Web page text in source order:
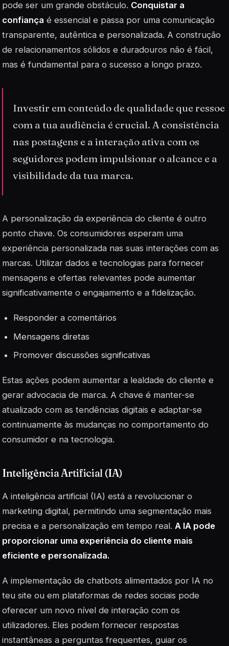
pode ser um grande obstáculo. Conquistar a
confiança é essencial e passa por uma comunicação
transparente, autêntica e personalizada. A construção
de relacionamentos sólidos e duradouros não é fácil,
mas é fundamental para o sucesso a longo prazo.
Investir em conteúdo de qualidade que ressoe
com a tua audiência é crucial. A consistência
nas postagens e a interação ativa com os
seguidores podem impulsionar o alcance e a
visibilidade da tua marca.
A personalização da experiência do cliente é outro
ponto chave. Os consumidores esperam uma
experiência personalizada nas suas interações com as
marcas. Utilizar dados e tecnologias para fornecer
mensagens e ofertas relevantes pode aumentar
significativamente o engajamento e a fidelização.
Responder a comentários
Mensagens diretas
Promover discussões significativas
Estas ações podem aumentar a lealdade do cliente e
gerar advocacia de marca. A chave é manter-se
atualizado com as tendências digitais e adaptar-se
continuamente às mudanças no comportamento do
consumidor e na tecnologia.
Inteligência Artificial (IA)
A inteligência artificial (IA) está a revolucionar o
marketing digital, permitindo uma segmentação mais
precisa e a personalização em tempo real. A IA pode
proporcionar uma experiência do cliente mais
eficiente e personalizada.
A implementação de chatbots alimentados por IA no
teu site ou em plataformas de redes sociais pode
oferecer um novo nível de interação com os
utilizadores. Eles podem fornecer respostas
instantâneas a perguntas frequentes, guiar os